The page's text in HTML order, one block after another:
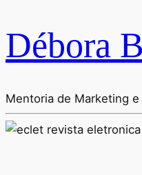
Débora
Mentoria de Marketing